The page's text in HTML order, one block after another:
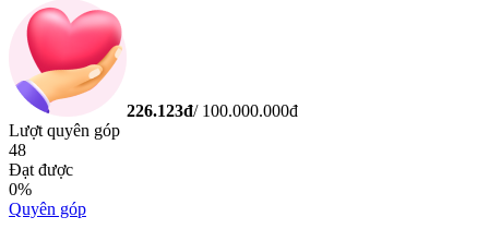
226.123đ/ 100.000.000đ
Lượt quyên góp
48
Đạt được
0%
Quyên góp